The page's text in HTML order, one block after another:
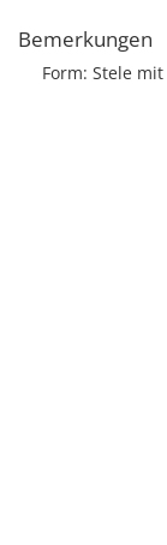
Bemerkungen
Form: Stele